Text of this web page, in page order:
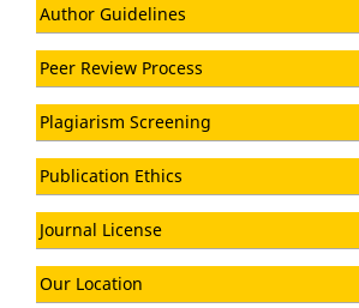
Author Guidelines
Peer Review Process
Plagiarism Screening
Publication Ethics
Journal License
Our Location